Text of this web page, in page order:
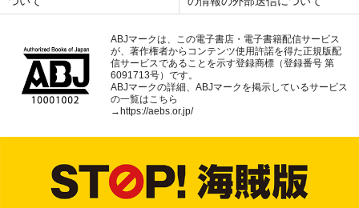
ABJマークは、この電子書店・電子書籍配信サービス
が、著作権者からコンテンツ使用許諾を得た正規版配
信サービスであることを示す登録商標（登録番号 第
6091713号）です。
ABJマークの詳細、ABJマークを掲示しているサービス
の一覧はこちら
→ https://aebs.or.jp/